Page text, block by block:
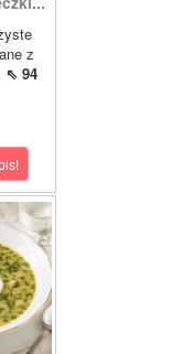
z
⇖ 94